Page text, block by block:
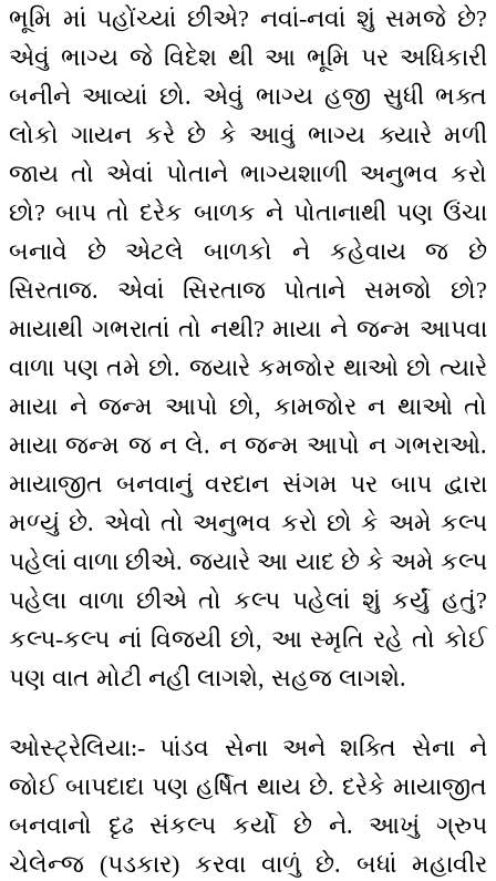
ભૂમિ માં પહોંચ્યાં છીએ? નવાં-નવાં શું સમજે છે?
એવું ભાગ્ય જે વિદેશ થી આ ભૂમિ પર અધિકારી
બનીને આવ્યાં છો. એવું ભાગ્ય હજી સુધી ભક્ત
લોકો ગાયન કરે છે કે આવું ભાગ્ય ક્યારે મળી
જાય તો એવાં પોતાને ભાગ્યશાળી અનુભવ કરો
છો? બાપ તો દરેક બાળક ને પોતાનાથી પણ ઉંચા
બનાવે છે એટલે બાળકો ને કહેવાય જ છે
સિરતાજ. એવાં સિરતાજ પોતાને સમજો છો?
માયાથી ગભરાતાં તો નથી? માયા ને જન્મ આપવા
વાળા પણ તમે છો. જ્યારે કમજોર થાઓ છો ત્યારે
માયા ને જન્મ આપો છો, કામજોર ન થાઓ તો
માયા જન્મ જ ન લે. ન જન્મ આપો ન ગભરાઓ.
માયાજીત બનવાનું વરદાન સંગમ પર બાપ દ્વારા
મળ્યું છે. એવો તો અનુભવ કરો છો કે અમે કલ્પ
પહેલાં વાળા છીએ. જ્યારે આ યાદ છે કે અમે કલ્પ
પહેલા વાળા છીએ તો કલ્પ પહેલાં શું કર્યું હતું?
કલ્પ-કલ્પ નાં વિજયી છો, આ સ્મૃતિ રહે તો કોઈ
પણ વાત મોટી નહીં લાગશે, સહજ લાગશે.
ઓસ્ટ્રેલિયા:- પાંડવ સેના અને શક્તિ સેના ને
જોઈ બાપદાદા પણ હર્ષિત થાય છે. દરેકે માયાજીત
બનવાનો દૃઢ સંકલ્પ કર્યો છે ને. આખું ગ્રુપ
ચેલેન્જ (પડકાર) કરવા વાળું છે. બધાં મહાવીર